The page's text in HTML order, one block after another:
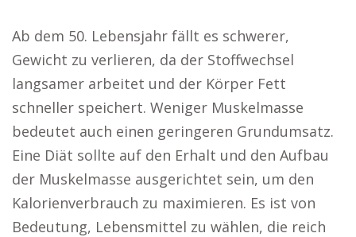
Ab dem 50. Lebensjahr fällt es schwerer,
Gewicht zu verlieren, da der Stoffwechsel
langsamer arbeitet und der Körper Fett
schneller speichert. Weniger Muskelmasse
bedeutet auch einen geringeren Grundumsatz.
Eine Diät sollte auf den Erhalt und den Aufbau
der Muskelmasse ausgerichtet sein, um den
Kalorienverbrauch zu maximieren. Es ist von
Bedeutung, Lebensmittel zu wählen, die reich